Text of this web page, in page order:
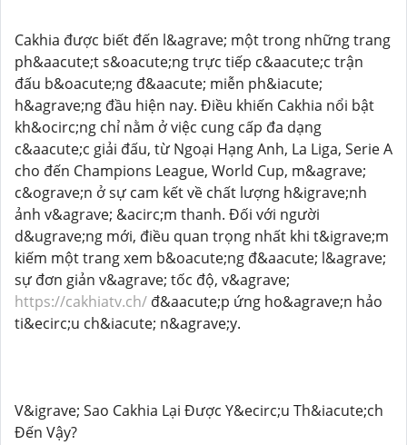
Cakhia được biết đến l&agrave; một trong những trang
ph&aacute;t s&oacute;ng trực tiếp c&aacute;c trận
đấu b&oacute;ng đ&aacute; miễn ph&iacute;
h&agrave;ng đầu hiện nay. Điều khiến Cakhia nổi bật
kh&ocirc;ng chỉ nằm ở việc cung cấp đa dạng
c&aacute;c giải đấu, từ Ngoại Hạng Anh, La Liga, Serie A
cho đến Champions League, World Cup, m&agrave;
c&ograve;n ở sự cam kết về chất lượng h&igrave;nh
ảnh v&agrave; &acirc;m thanh. Đối với người
d&ugrave;ng mới, điều quan trọng nhất khi t&igrave;m
kiếm một trang xem b&oacute;ng đ&aacute; l&agrave;
sự đơn giản v&agrave; tốc độ, v&agrave;
https://cakhiatv.ch/ đ&aacute;p ứng ho&agrave;n hảo
ti&ecirc;u ch&iacute; n&agrave;y.
V&igrave; Sao Cakhia Lại Được Y&ecirc;u Th&iacute;ch
Đến Vậy?